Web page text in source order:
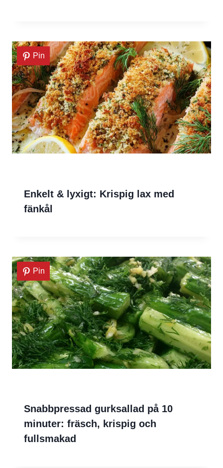
Pin
Enkelt & lyxigt: Krispig lax med
fänkål
Pin
Snabbpressad gurksallad på 10
minuter: fräsch, krispig och
fullsmakad